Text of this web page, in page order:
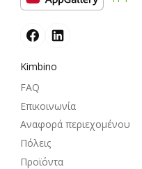
Kimbino
FAQ
Επικοινωνία
Αναφορά περιεχομένου
Πόλεις
Προϊόντα